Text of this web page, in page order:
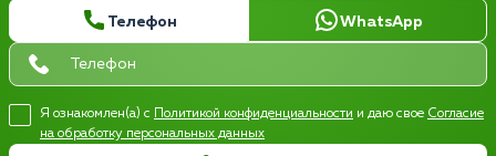
Телефон WhatsApp
Я ознакомлен(а) с Политикой конфиденциальности и даю свое Согласие
на обработку персональных данных